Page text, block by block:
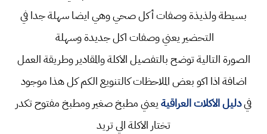
بسيطة ولذيذةوصفات أكل صحيوهي ايضا سهلة جدا في
التحضير يعنيوصفات اكل جديدة وسهلة
الصورة التالية توضح بالتفصيل الاكلة والمقادير وطريقة العمل
اضافة اذا اكو بعض الملاحظات كالتنويع الكم كل هذا موجود
فيدليل الاكلات العراقيةيعنيمطبخ صغير ومطبخ مفتوح تكدر
تختار الاكلة الي تريد